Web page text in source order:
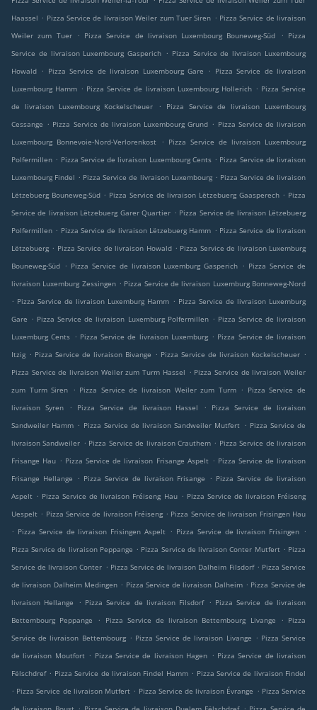
Haassel . Pizza Service de livraison Weiler zum Tuer Siren . Pizza Service de livraison
Weiler zum Tuer
. Pizza Service de livraison Luxembourg Bouneweg-Süd . Pizza
Service de livraison Luxembourg Gasperich . Pizza Service de livraison Luxembourg
Howald . Pizza Service de livraison Luxembourg Gare . Pizza Service de livraison
Luxembourg Hamm . Pizza Service de livraison Luxembourg Hollerich . Pizza Service
de livraison Luxembourg Kockelscheuer
.
Pizza Service de livraison Luxembourg
Cessange . Pizza Service de livraison Luxembourg Grund . Pizza Service de livraison
Luxembourg Bonnevoie-Nord-Verlorenkost
. Pizza Service de livraison Luxembourg
Polfermillen . Pizza Service de livraison Luxembourg Cents . Pizza Service de livraison
Luxembourg Findel . Pizza Service de livraison Luxembourg . Pizza Service de livraison
Lëtzebuerg Bouneweg-Süd . Pizza Service de livraison Lëtzebuerg Gaasperech . Pizza
Service de livraison Lëtzebuerg Garer Quartier . Pizza Service de livraison Lëtzebuerg
Polfermillen . Pizza Service de livraison Lëtzebuerg Hamm . Pizza Service de livraison
Lëtzebuerg . Pizza Service de livraison Howald . Pizza Service de livraison Luxemburg
Bouneweg-Süd . Pizza Service de livraison Luxemburg Gasperich . Pizza Service de
livraison Luxemburg Zessingen . Pizza Service de livraison Luxemburg Bonneweg-Nord
. Pizza Service de livraison Luxemburg Hamm . Pizza Service de livraison Luxemburg
Gare . Pizza Service de livraison Luxemburg Polfermillen . Pizza Service de livraison
Luxemburg Cents . Pizza Service de livraison Luxemburg . Pizza Service de livraison
Itzig . Pizza Service de livraison Bivange . Pizza Service de livraison Kockelscheuer .
Pizza Service de livraison Weiler zum Turm Hassel . Pizza Service de livraison Weiler
zum Turm Siren
. Pizza Service de livraison Weiler zum Turm . Pizza Service de
livraison Syren
. Pizza Service de livraison Hassel .
Pizza Service de livraison
Sandweiler Hamm . Pizza Service de livraison Sandweiler Mutfert . Pizza Service de
livraison Sandweiler . Pizza Service de livraison Crauthem . Pizza Service de livraison
Frisange Hau . Pizza Service de livraison Frisange Aspelt . Pizza Service de livraison
Frisange Hellange
. Pizza Service de livraison Frisange . Pizza Service de livraison
Aspelt . Pizza Service de livraison Fréiseng Hau . Pizza Service de livraison Fréiseng
Uespelt . Pizza Service de livraison Fréiseng . Pizza Service de livraison Frisingen Hau
. Pizza Service de livraison Frisingen Aspelt . Pizza Service de livraison Frisingen .
Pizza Service de livraison Peppange . Pizza Service de livraison Conter Mutfert . Pizza
Service de livraison Conter . Pizza Service de livraison Dalheim Filsdorf . Pizza Service
de livraison Dalheim Medingen . Pizza Service de livraison Dalheim . Pizza Service de
livraison Hellange
. Pizza Service de livraison Filsdorf . Pizza Service de livraison
Bettembourg Peppange
. Pizza Service de livraison Bettembourg Livange . Pizza
Service de livraison Bettembourg . Pizza Service de livraison Livange . Pizza Service
de livraison Moutfort . Pizza Service de livraison Hagen . Pizza Service de livraison
Fëlschdref . Pizza Service de livraison Findel Hamm . Pizza Service de livraison Findel
. Pizza Service de livraison Mutfert . Pizza Service de livraison Évrange . Pizza Service
. .